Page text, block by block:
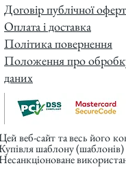
Договір публічної
Оплата і доставка
Політика повернення
Положення про
даних
веб-сайт та весь його
шаблону